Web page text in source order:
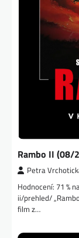
Rambo II (08/
Petra
Hodnocení: 71 %
ii/prehled/
film z…